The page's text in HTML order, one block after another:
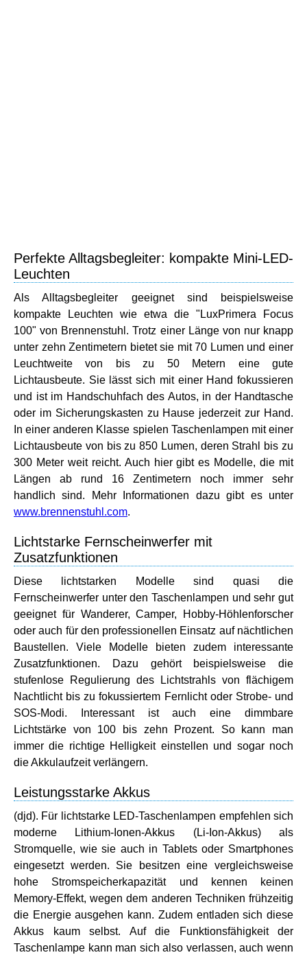
Perfekte Alltagsbegleiter: kompakte Mini-LED-
Leuchten
Als Alltagsbegleiter geeignet sind beispielsweise
kompakte Leuchten wie etwa die "LuxPrimera Focus
100" von Brennenstuhl. Trotz einer Länge von nur knapp
unter zehn Zentimetern bietet sie mit 70 Lumen und einer
Leuchtweite von bis zu 50 Metern eine gute
Lichtausbeute. Sie lässt sich mit einer Hand fokussieren
und ist im Handschuhfach des Autos, in der Handtasche
oder im Sicherungskasten zu Hause jederzeit zur Hand.
In einer anderen Klasse spielen Taschenlampen mit einer
Lichtausbeute von bis zu 850 Lumen, deren Strahl bis zu
300 Meter weit reicht. Auch hier gibt es Modelle, die mit
Längen ab rund 16 Zentimetern noch immer sehr
handlich sind. Mehr Informationen dazu gibt es unter
www.brennenstuhl.com.
Lichtstarke Fernscheinwerfer mit
Zusatzfunktionen
Diese lichtstarken Modelle sind quasi die
Fernscheinwerfer unter den Taschenlampen und sehr gut
geeignet für Wanderer, Camper, Hobby-Höhlenforscher
oder auch für den professionellen Einsatz auf nächtlichen
Baustellen. Viele Modelle bieten zudem interessante
Zusatzfunktionen. Dazu gehört beispielsweise die
stufenlose Regulierung des Lichtstrahls von flächigem
Nachtlicht bis zu fokussiertem Fernlicht oder Strobe- und
SOS-Modi. Interessant ist auch eine dimmbare
Lichtstärke von 100 bis zehn Prozent. So kann man
immer die richtige Helligkeit einstellen und sogar noch
die Akkulaufzeit verlängern.
Leistungsstarke Akkus
(djd). Für lichtstarke LED-Taschenlampen empfehlen sich
moderne Lithium-Ionen-Akkus (Li-Ion-Akkus) als
Stromquelle, wie sie auch in Tablets oder Smartphones
eingesetzt werden. Sie besitzen eine vergleichsweise
hohe Stromspeicherkapazität und kennen keinen
Memory-Effekt, wegen dem anderen Techniken frühzeitig
die Energie ausgehen kann. Zudem entladen sich diese
Akkus kaum selbst. Auf die Funktionsfähigkeit der
Taschenlampe kann man sich also verlassen, auch wenn